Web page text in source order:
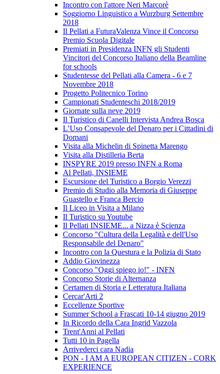
Incontro con l'attore Neri Marcorè
Soggiorno Linguistico a Wurzburg Settembre
2018
Il Pellati a FuturaValenza Vince il Concorso
Premio Scuola Digitale
Premiati in Presidenza INFN gli Studenti
Vincitori del Concorso Italiano della Beamline
for schools
Studentesse del Pellati alla Camera - 6 e 7
Novembre 2018
Progetto Politecnico Torino
Campionati Studenteschi 2018/2019
Giornate sulla neve 2019
Il Turistico di Canelli Intervista Andrea Bosca
L’Uso Consapevole del Denaro per i Cittadini di
Domani
Visita alla Michelin di Spinetta Marengo
Visita alla Distilleria Berta
INSPYRE 2019 presso INFN a Roma
Al Pellati, INSIEME
Escursione del Turistico a Borgio Verezzi
Premio di Studio alla Memoria di Giuseppe
Guastello e Franca Bercio
Il Liceo in Visita a Milano
Il Turistico su Youtube
Il Pellati INSIEME... a Nizza è Scienza
Concorso "Cultura della Legalità e dell'Uso
Responsabile del Denaro"
Incontro con la Questura e la Polizia di Stato
Addio Giovinezza
Concorso "Oggi spiego io!" - INFN
Concorso Storie di Alternanza
Certamen di Storia e Letteratura Italiana
Cercar'Arti 2
Eccellenze Sportive
Summer School a Frascati 10-14 giugno 2019
In Ricordo della Cara Ingrid Vazzola
Trent'Anni al Pellati
Tutti 10 in Pagella
Arrivederci cara Nadia
PON - I AM A EUROPEAN CITIZEN - CORK
EXPERIENCE